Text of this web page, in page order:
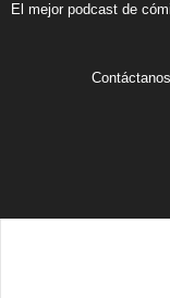
El mejor podcast de